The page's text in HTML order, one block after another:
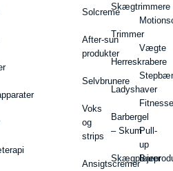
Solcreme
After-sun
produkter
Selvbrunere
Voks
og
strips
Ansigtscremer
Skægtrimmere
Trimmer
Herreskrabere
Ladyshaver
Barbergel
– Skum
Vægte
Pull-
up
Barer